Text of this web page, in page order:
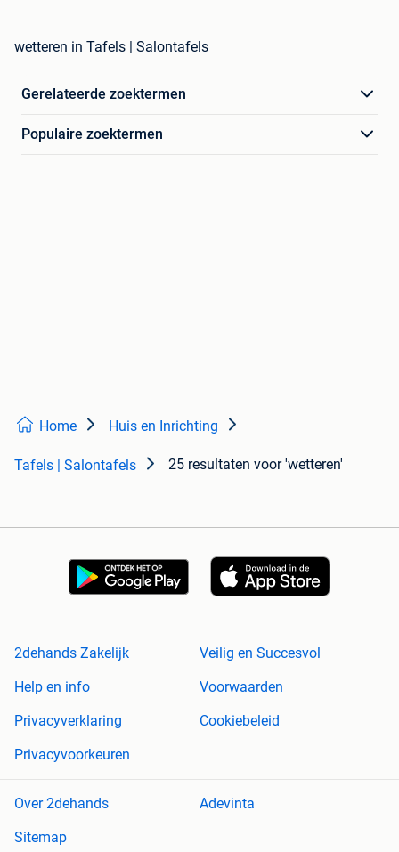
wetteren in Tafels | Salontafels
Gerelateerde zoektermen
Populaire zoektermen
Home Huis en Inrichting
Tafels | Salontafels 25 resultaten voor 'wetteren'
2dehands Zakelijk
Veilig en Succesvol
Help en info
Voorwaarden
Privacyverklaring
Cookiebeleid
Privacyvoorkeuren
Over 2dehands
Adevinta
Sitemap